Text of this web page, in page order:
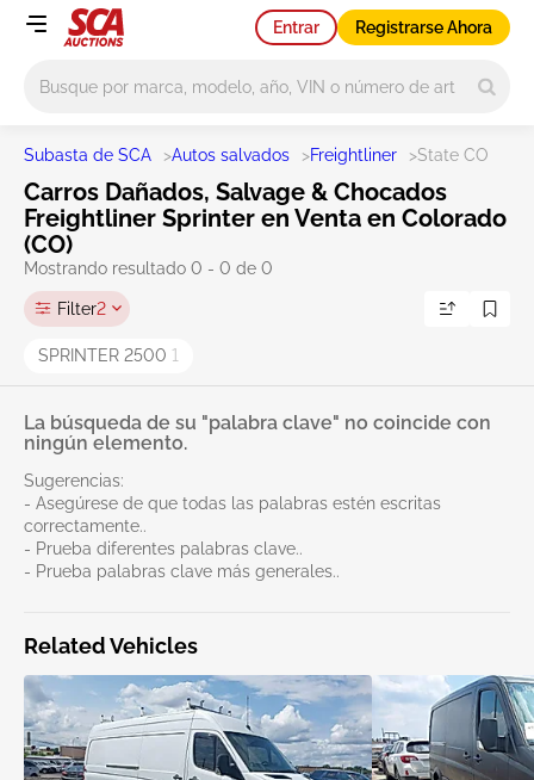
Entrar Registrarse Ahora
Subasta de SCA >Autos salvados >Freightliner >State CO
Carros Dañados, Salvage & Chocados
Freightliner Sprinter en Venta en Colorado
(CO)
Mostrando resultado 0 - 0 de 0
Filter2
SPRINTER 2500 1
La búsqueda de su "palabra clave" no coincide con
ningún elemento.
Sugerencias:
- Asegúrese de que todas las palabras estén escritas
correctamente..
- Prueba diferentes palabras clave..
- Prueba palabras clave más generales..
Related Vehicles